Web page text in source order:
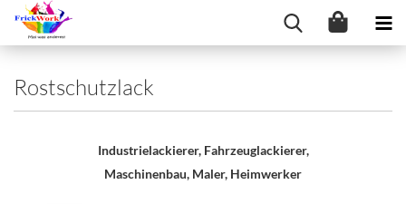
Rostschutzlack
Industrielackierer, Fahrzeuglackierer,
Maschinenbau, Maler, Heimwerker